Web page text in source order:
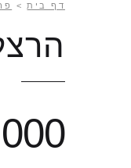
דף בית>